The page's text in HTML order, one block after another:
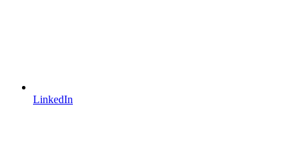
LinkedIn